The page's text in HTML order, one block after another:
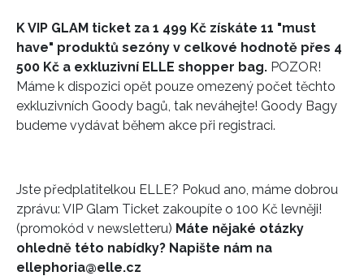
K VIP GLAM ticket za 1 499 Kč získáte 11 "must
have" produktů sezóny v celkové hodnotě přes 4
500 Kč a exkluzivní ELLE shopper bag. POZOR!
Máme k dispozici opět pouze omezený počet těchto
exkluzivních Goody bagů, tak neváhejte! Goody Bagy
budeme vydávat během akce při registraci.
Jste předplatitelkou ELLE? Pokud ano, máme dobrou
zprávu: VIP Glam Ticket zakoupíte o 100 Kč levněji!
(promokód v newsletteru) Máte nějaké otázky
ohledně této nabídky? Napište nám na
ellephoria@elle.cz